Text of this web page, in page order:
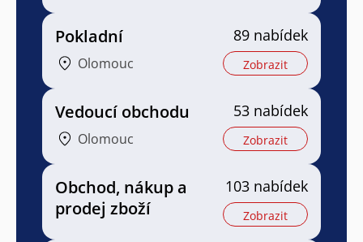
Pokladní
Olomouc
89 nabídek
Zobrazit
Vedoucí obchodu
Olomouc
53 nabídek
Zobrazit
Obchod, nákup a
prodej zboží
103 nabídek
Zobrazit